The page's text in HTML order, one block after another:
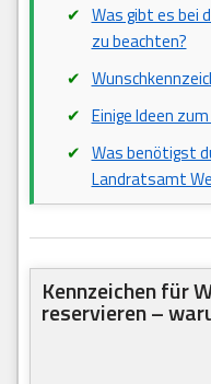
Was gibt es bei
zu beachten?
Einige Ideen
Was benötigst
Landratsamt
Kennzeichen für
reservieren –